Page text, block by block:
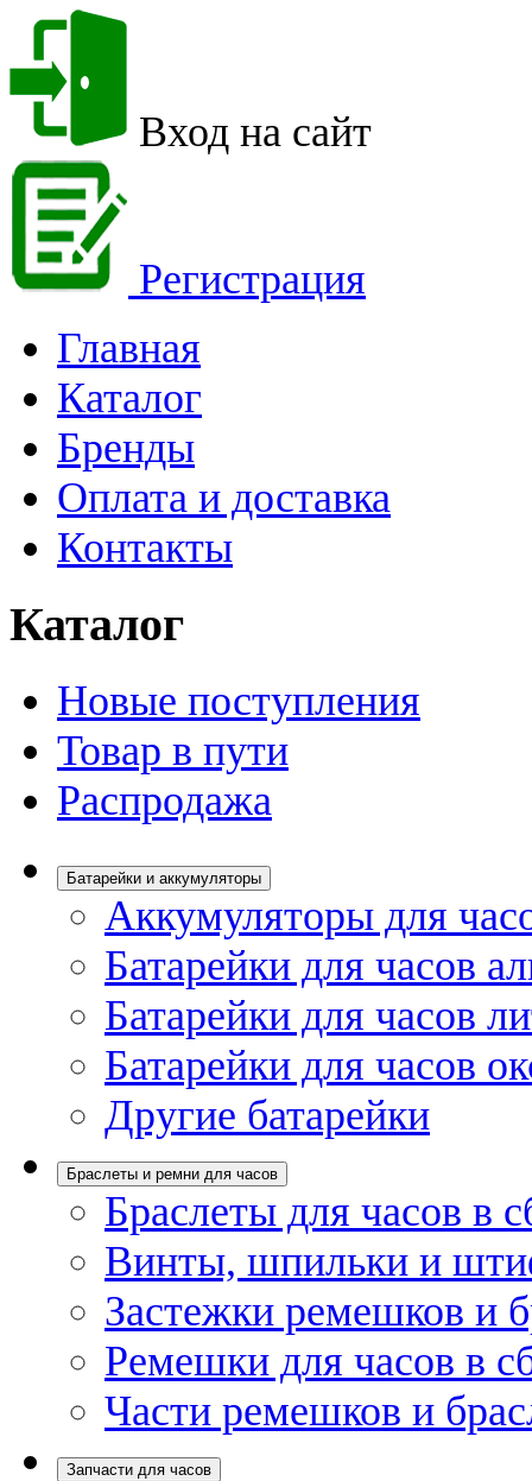
Вход на сайт
Регистрация
Главная
Каталог
Бренды
Оплата и доставка
Контакты
Каталог
Новые поступления
Товар в пути
Распродажа
Батарейки и аккумуляторы
Аккумуляторы для
Батарейки для часов
Батарейки для часов
Батарейки для часов
Другие батарейки
Браслеты и ремни для часов
Браслеты для часов в
Винты, шпильки и
Застежки ремешков и
Ремешки для часов в
Части ремешков и
Запчасти для часов